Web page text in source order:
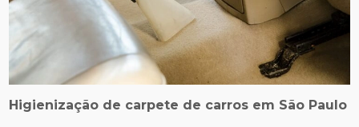
Higienização de carpete de carros em São Paulo